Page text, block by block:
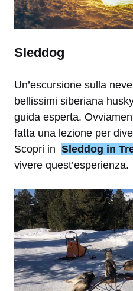
Sleddog
Un’escursione sulla
bellissimi siberiana
guida esperta.
fatta una lezione per
Scopri in Sleddog in
vivere quest’esperienza.